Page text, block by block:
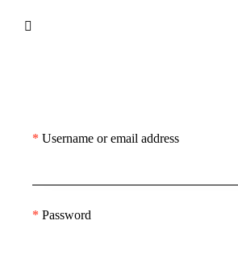
Username or email address
*
Password
*